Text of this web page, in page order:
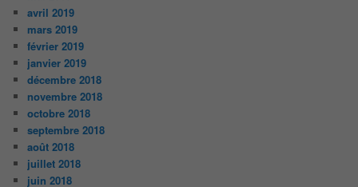
avril 2019
mars 2019
février 2019
janvier 2019
décembre 2018
novembre 2018
octobre 2018
septembre 2018
août 2018
juillet 2018
juin 2018